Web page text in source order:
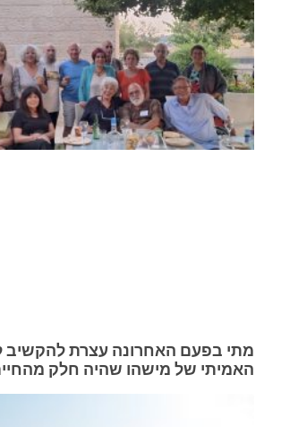
מתי בפעם האחרונה עצרת להקשיב
האמיתי של מישהו שהיה חלק